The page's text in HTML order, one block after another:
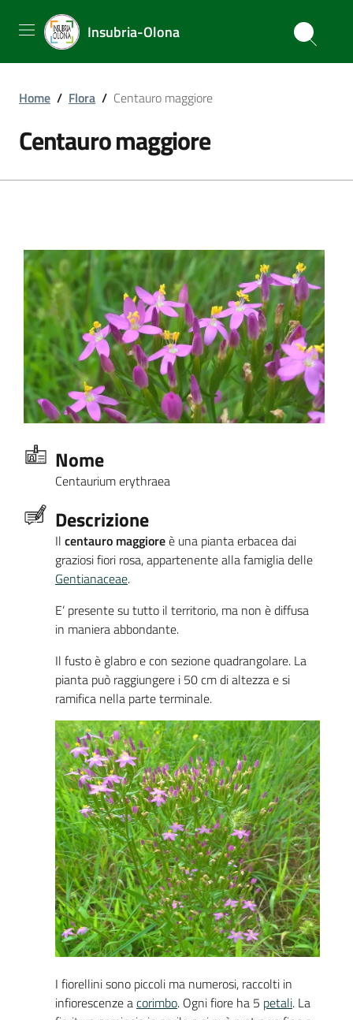
Insubria-Olona
Home / Flora / Centauro maggiore
Centauro maggiore
Nome
Centaurium erythraea
Descrizione
Il centauro maggioreè una pianta erbacea dai
graziosi fiori rosa, appartenente alla famiglia delle
Gentianaceae.
E’ presente su tutto il territorio, ma non è diffusa
in maniera abbondante.
Il fusto è glabro e con sezione quadrangolare. La
pianta può raggiungere i 50 cm di altezza e si
ramifica nella parte terminale.
I fiorellini sono piccoli ma numerosi, raccolti in
infiorescenze acorimbo. Ogni fiore ha 5 petali. La